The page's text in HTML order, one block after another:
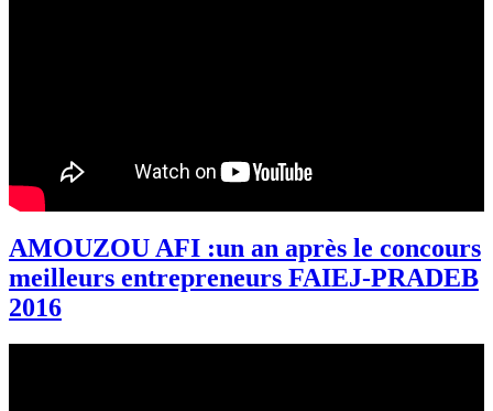
AMOUZOU AFI :un an après le concours
meilleurs entrepreneurs FAIEJ-PRADEB
2016